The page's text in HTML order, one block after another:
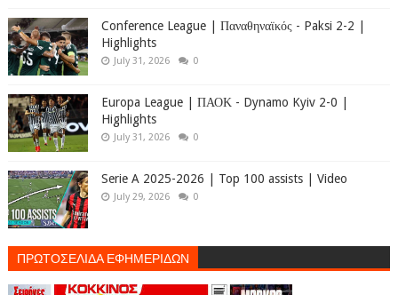
Conference League | Παναθηναϊκός - Paksi 2-2 |
Highlights
July 31, 2026 0
Europa League | ΠΑΟΚ - Dynamo Kyiv 2-0 |
Highlights
July 31, 2026 0
Serie A 2025-2026 | Top 100 assists | Video
July 29, 2026 0
ΠΡΩΤΟΣΕΛΙΔΑ ΕΦΗΜΕΡΙΔΩΝ